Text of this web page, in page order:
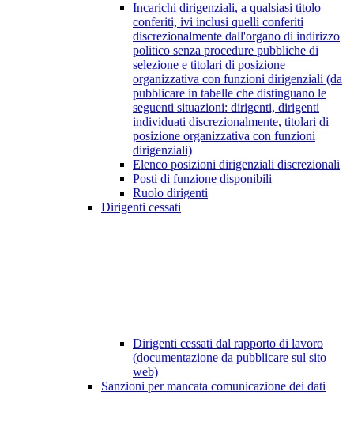
Incarichi dirigenziali, a qualsiasi titolo
conferiti, ivi inclusi quelli conferiti
discrezionalmente dall'organo di indirizzo
politico senza procedure pubbliche di
selezione e titolari di posizione
organizzativa con funzioni dirigenziali (da
pubblicare in tabelle che distinguano le
seguenti situazioni: dirigenti, dirigenti
individuati discrezionalmente, titolari di
posizione organizzativa con funzioni
dirigenziali)
Elenco posizioni dirigenziali discrezionali
Posti di funzione disponibili
Ruolo dirigenti
Dirigenti cessati
Dirigenti cessati dal rapporto di lavoro
(documentazione da pubblicare sul sito
web)
Sanzioni per mancata comunicazione dei dati